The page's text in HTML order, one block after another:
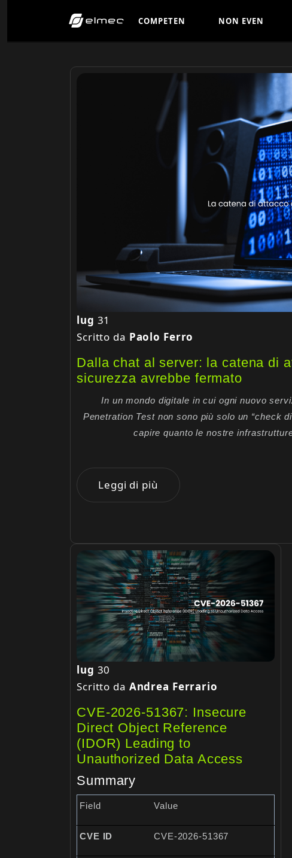
COMPETEN
NON EVEN
lug 31
Scritto da Paolo Ferro
Dalla chat al server: la catena di
sicurezza avrebbe fermato
In un mondo digitale in cui ogni nuovo
Penetration Test non sono più solo un “check
capire quanto le nostre
Leggi di più
lug 30
Scritto da Andrea Ferrario
CVE-2026-51367: Insecure
Direct Object Reference
(IDOR) Leading to
Unauthorized Data Access
Summary
Field Value
CVE ID CVE-2026-51367